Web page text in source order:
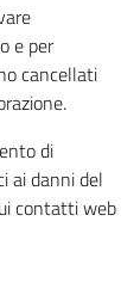
e per
cancellati
di
ai danni del
contatti web